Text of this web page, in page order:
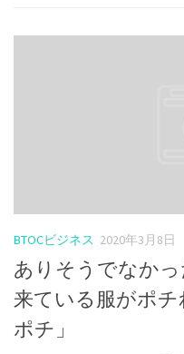
BTOCビジネス 2020年3月8日
ありそうでなか
来ている服がポチ
ポチ」